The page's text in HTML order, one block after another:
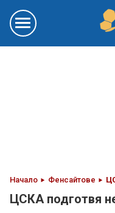
Начало Фенсайтове
ЦСКА подготвя